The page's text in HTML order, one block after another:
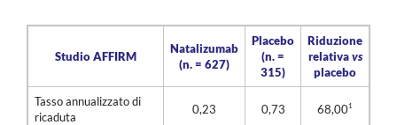
Studio AFFIRM
Natalizumab
(n. = 627)
Placebo
(n. =
315)
Riduzione
relativavs
placebo
Tasso annualizzato di
ricaduta
0,23 0,73 68,001